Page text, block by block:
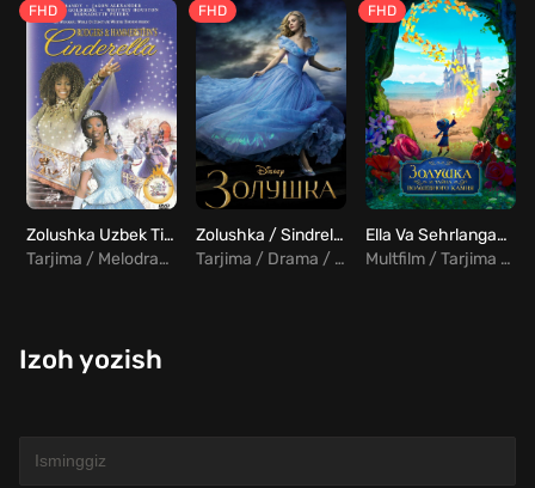
FHD
Zolushka Uzbek Tilida
Tarjima / Melodrama
FHD
Zolushka / Sindrella Uzbek Tilida
Tarjima / Drama / Melodrama
FHD
Ella Va Sehrlangan Tosh Uzbek Tilida
Multfilm / Tarjima / Sarguzasht
Izoh yozish